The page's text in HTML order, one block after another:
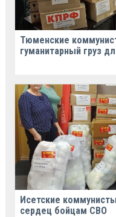
Тюменские
гуманитарный груз
Исетские
сердец бойцам СВО